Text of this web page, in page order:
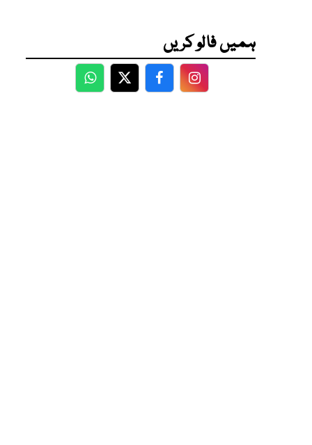
ہمیں فالو کریں
WhatsApp
TwitterFacebookFacebook